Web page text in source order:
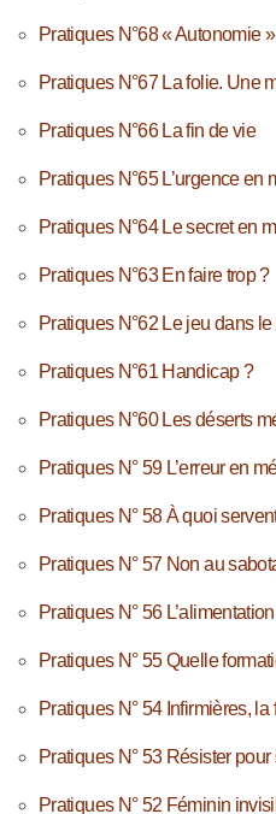
Pratiques N°68 « Autonomie
Pratiques N°67 La folie. Une
Pratiques N°66 La fin de vie
Pratiques N°65 L’urgence en
Pratiques N°64 Le secret en
Pratiques N°63 En faire trop ?
Pratiques N°62 Le jeu dans le
Pratiques N°61 Handicap ?
Pratiques N°60 Les déserts
Pratiques N° 59 L’erreur en
Pratiques N° 58 À quoi
Pratiques N° 57 Non au
Pratiques N° 56
Pratiques N° 55 Quelle
Pratiques N° 54 Infirmières, la
Pratiques N° 53 Résister
Pratiques N° 52 Féminin